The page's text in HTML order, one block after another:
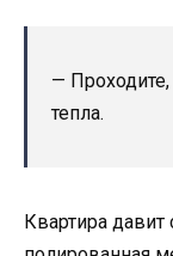
—
тепла.
Квартира